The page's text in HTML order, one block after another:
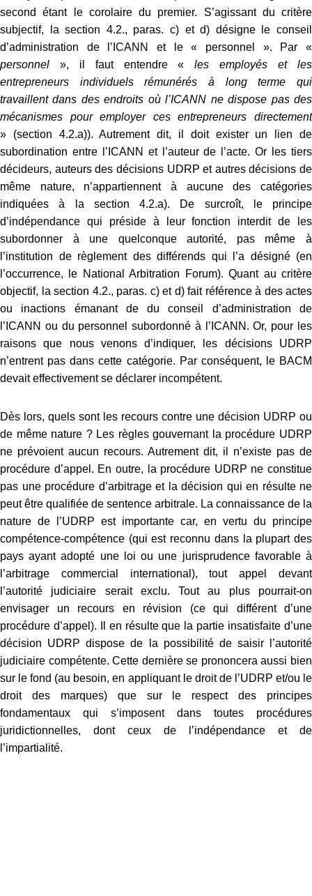
second étant le corolaire du premier. S’agissant du critère
subjectif, la section 4.2., paras. c) et d) désigne le conseil
d’administration de l’ICANN et le « personnel ». Par «
personnel », il faut entendre «les employés et les
entrepreneurs individuels rémunérés à long terme qui
travaillent dans des endroits où l’ICANN ne dispose pas des
mécanismes pour employer ces entrepreneurs directement
» (section 4.2.a)). Autrement dit, il doit exister un lien de
subordination entre l’ICANN et l’auteur de l’acte. Or les tiers
décideurs, auteurs des décisions UDRP et autres décisions de
même nature, n’appartiennent à aucune des catégories
indiquées à la section 4.2.a). De surcroît, le principe
d’indépendance qui préside à leur fonction interdit de les
subordonner à une quelconque autorité, pas même à
l’institution de règlement des différends qui l’a désigné (en
l’occurrence, le National Arbitration Forum). Quant au critère
objectif, la section 4.2., paras. c) et d) fait référence à des actes
ou inactions émanant de du conseil d’administration de
l’ICANN ou du personnel subordonné à l’ICANN. Or, pour les
raisons que nous venons d’indiquer, les décisions UDRP
n’entrent pas dans cette catégorie. Par conséquent, le BACM
devait effectivement se déclarer incompétent.
Dès lors, quels sont les recours contre une décision UDRP ou
de même nature ? Les règles gouvernant la procédure UDRP
ne prévoient aucun recours. Autrement dit, il n’existe pas de
procédure d’appel. En outre, la procédure UDRP ne constitue
pas une procédure d’arbitrage et la décision qui en résulte ne
peut être qualifiée de sentence arbitrale. La connaissance de la
nature de l’UDRP est importante car, en vertu du principe
compétence-compétence (qui est reconnu dans la plupart des
pays ayant adopté une loi ou une jurisprudence favorable à
l’arbitrage commercial international), tout appel devant
l’autorité judiciaire serait exclu. Tout au plus pourrait-on
envisager un recours en révision (ce qui différent d’une
procédure d’appel). Il en résulte que la partie insatisfaite d’une
décision UDRP dispose de la possibilité de saisir l’autorité
judiciaire compétente. Cette dernière se prononcera aussi bien
sur le fond (au besoin, en appliquant le droit de l’UDRP et/ou le
droit des marques) que sur le respect des principes
fondamentaux qui s’imposent dans toutes procédures
juridictionnelles, dont ceux de l’indépendance et de
l’impartialité.